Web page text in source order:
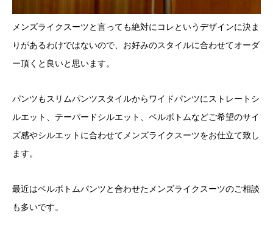
メンズライクスーツと言っても絶対にコレというデザインに決ま
りがあるわけではないので、お好みのスタイルに合わせてオーダ
ー頂くと良いと思います。
パンツもスリムパンツスタイルからワイドパンツにストレートシ
ルエット、テーパードシルエット、ベルボトムなどご希望のサイ
ズ感やシルエットに合わせてメンズライクスーツをお仕立て致し
ます。
最近はベルボトムパンツと合わせたメンズライクスーツのご相談
も多いです。